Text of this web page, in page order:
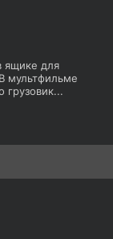
ящике для
мультфильме
грузовик...